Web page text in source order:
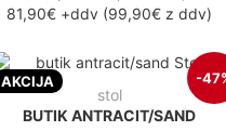
81,90€ +ddv (99,90€ z ddv)
AKCIJA -
stol
BUTIK ANTRACIT/SAND